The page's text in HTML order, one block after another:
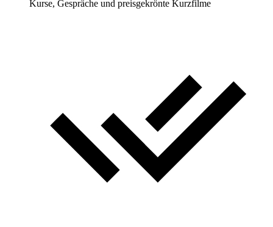
Kurse, Gespräche und preisgekrönte Kurzfilme